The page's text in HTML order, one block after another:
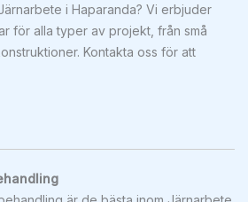
i Haparanda? Vi erbjuder
för alla typer av projekt, från små
Kontakta oss för att